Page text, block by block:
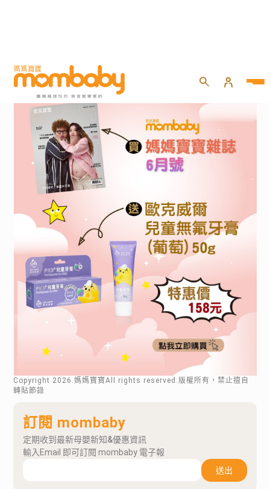
Copyright 2026 .媽媽寶寶All rights reserved.版權所有，禁止擅自
轉貼節錄
訂閱 mombaby
定期收到最新母嬰新知&優惠資訊
輸入Email 即可訂閱 mombaby 電子報
送出